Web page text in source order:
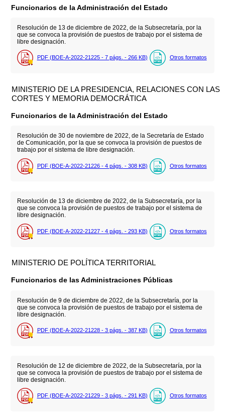
Funcionarios de la Administración del Estado
Resolución de 13 de diciembre de 2022, de la Subsecretaría, por la
que se convoca la provisión de puestos de trabajo por el sistema de
libre designación.
PDF (BOE-A-2022-21225 - 7 págs. - 266 KB) Otros formatos
MINISTERIO DE LA PRESIDENCIA, RELACIONES CON LAS
CORTES Y MEMORIA DEMOCRÁTICA
Funcionarios de la Administración del Estado
Resolución de 30 de noviembre de 2022, de la Secretaría de Estado
de Comunicación, por la que se convoca la provisión de puestos de
trabajo por el sistema de libre designación.
PDF (BOE-A-2022-21226 - 4 págs. - 308 KB) Otros formatos
Resolución de 13 de diciembre de 2022, de la Subsecretaría, por la
que se convoca la provisión de puestos de trabajo por el sistema de
libre designación.
PDF (BOE-A-2022-21227 - 4 págs. - 293 KB) Otros formatos
MINISTERIO DE POLÍTICA TERRITORIAL
Funcionarios de las Administraciones Públicas
Resolución de 9 de diciembre de 2022, de la Subsecretaría, por la
que se convoca la provisión de puestos de trabajo por el sistema de
libre designación.
PDF (BOE-A-2022-21228 - 3 págs. - 387 KB) Otros formatos
Resolución de 12 de diciembre de 2022, de la Subsecretaría, por la
que se convoca la provisión de puestos de trabajo por el sistema de
libre designación.
PDF (BOE-A-2022-21229 - 3 págs. - 291 KB) Otros formatos